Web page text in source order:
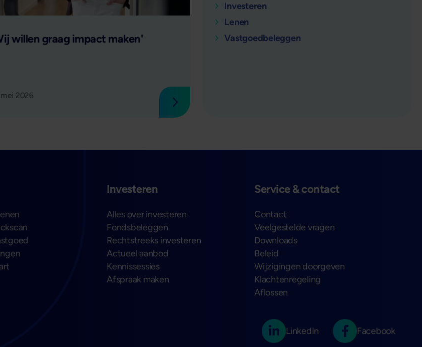
verder
willen graag impact maken'
mei 2026
Lees verder
Investeren
Lenen
Vastgoedbeleggen
Investeren
Alles over investeren
Fondsbeleggen
Rechtstreeks investeren
Actueel aanbod
Kennissessies
Afspraak maken
Service & contact
Contact
Veelgestelde vragen
Downloads
Beleid
Wijzigingen doorgeven
Klachtenregeling
Aflossen
LinkedIn Facebook